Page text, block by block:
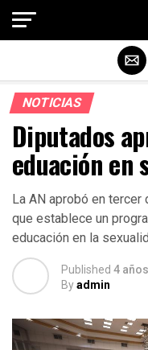
NOTICIAS
Diputados
eduación en
La AN aprobó en
que establece un
educación en la
Published 4
Byadmin
Salir